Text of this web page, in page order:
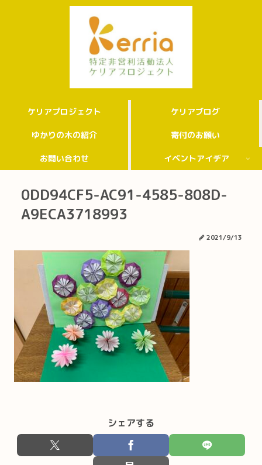
ケリアプロジェクト ケリアブログ
ゆかりの木の紹介 寄付のお願い
お問い合わせ イベントアイデア
0DD94CF5-AC91-4585-808D-
A9ECA3718993
2021/9/13
シェアする